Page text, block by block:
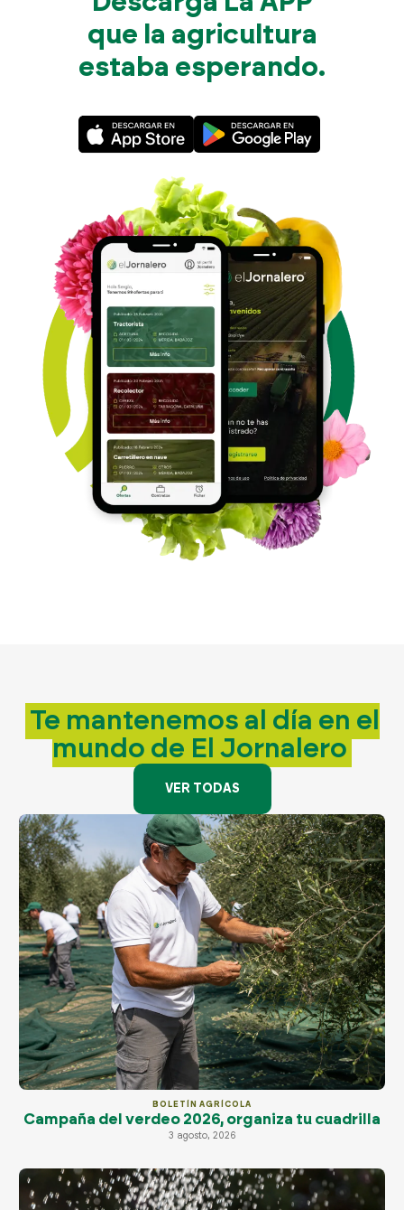
que la agricultura
estaba esperando.
Te mantenemos al día en el
mundo de El Jornalero
VER TODAS
BOLETÍN AGRÍCOLA
Campaña del verdeo 2026, organiza tu cuadrilla
3 agosto, 2026